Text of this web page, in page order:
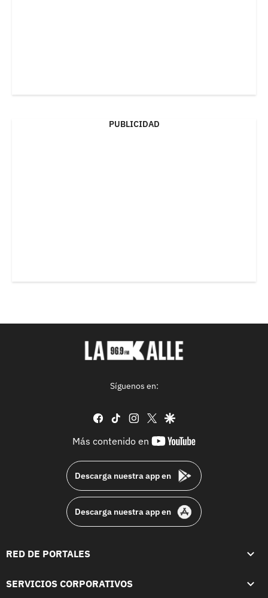
PUBLICIDAD
Síguenos en:
facebook
tiktok instagram
twittergoogle
Más contenido en
youtube-
Descarga nuestra app en
Descarga nuestra app en
RED DE PORTALES
SERVICIOS CORPORATIVOS